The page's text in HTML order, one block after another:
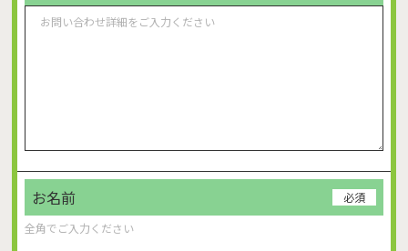
お名前 必須